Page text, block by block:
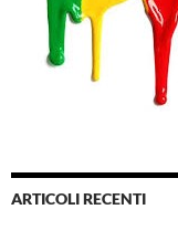
ARTICOLI RECENTI